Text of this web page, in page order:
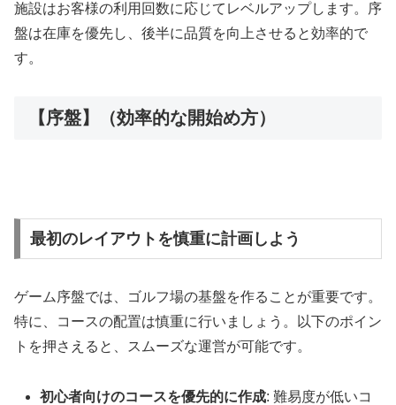
施設はお客様の利用回数に応じてレベルアップします。序
盤は在庫を優先し、後半に品質を向上させると効率的で
す。
【序盤】（効率的な開始め方）
最初のレイアウトを慎重に計画しよう
ゲーム序盤では、ゴルフ場の基盤を作ることが重要です。
特に、コースの配置は慎重に行いましょう。以下のポイン
トを押さえると、スムーズな運営が可能です。
初心者向けのコースを優先的に作成: 難易度が低いコ